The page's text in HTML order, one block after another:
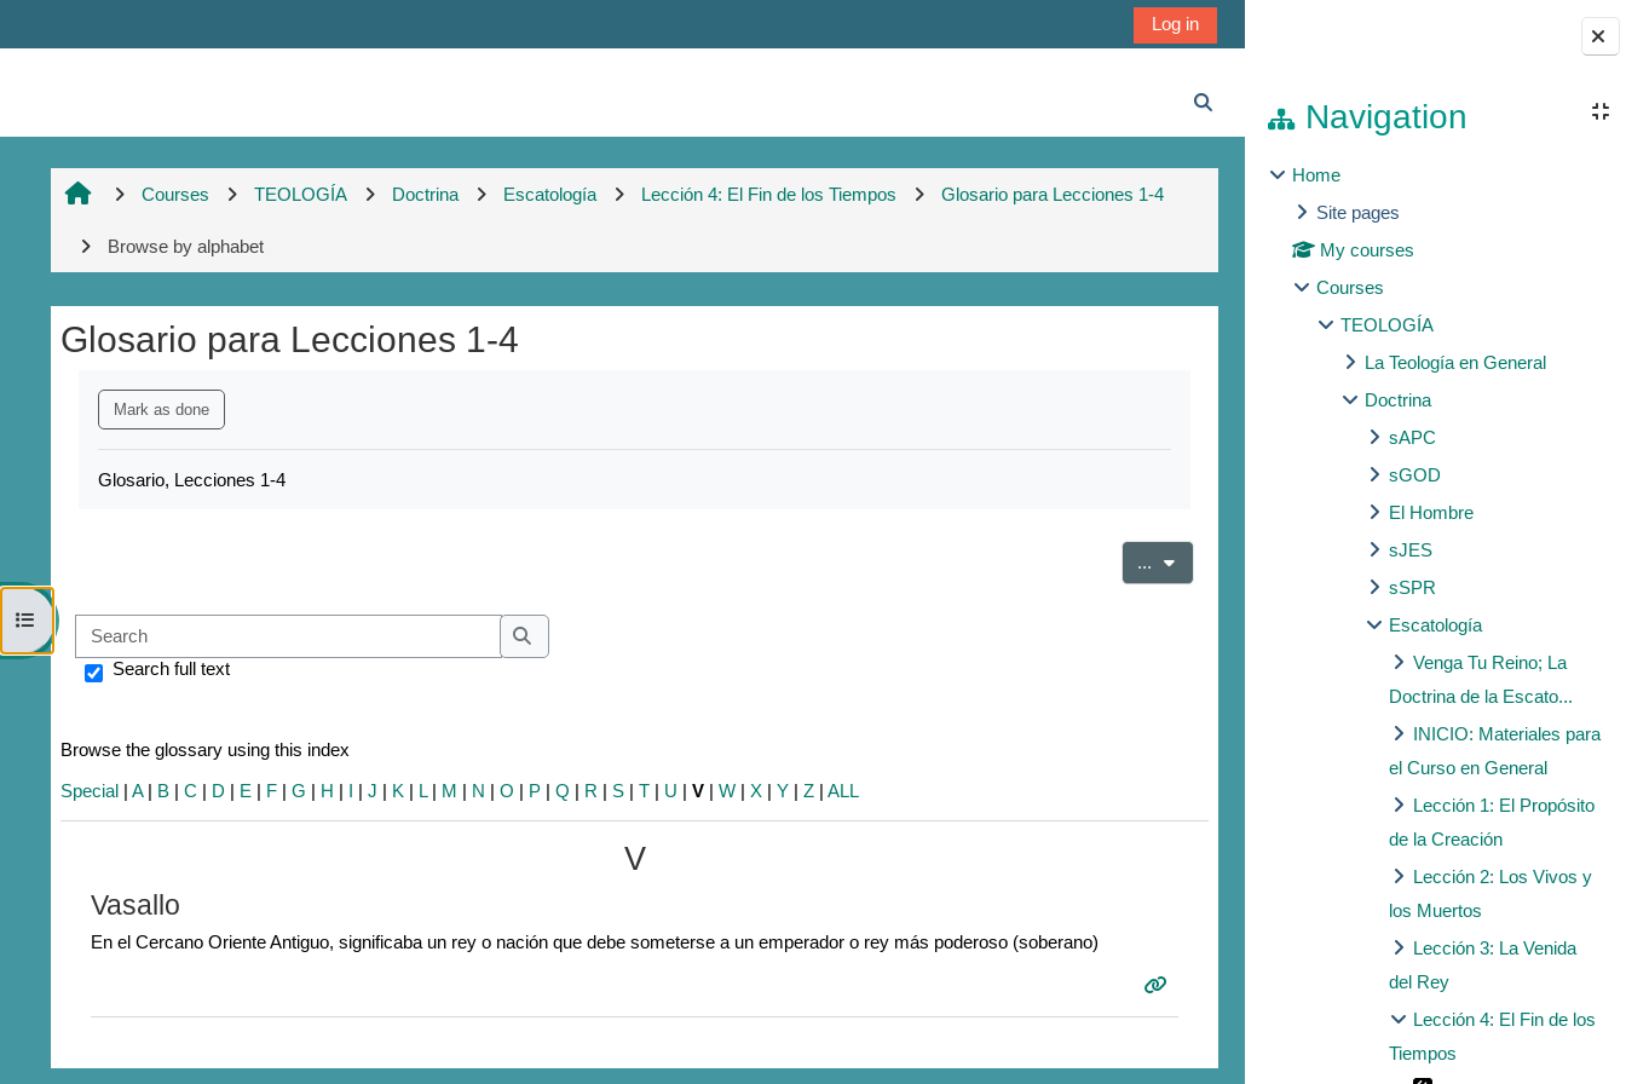
Blocks
Navigation
Home
Site pages
My courses
Courses
TEOLOGÍA
La Teología en General
Doctrina
sAPC
sGOD
El Hombre
sJES
sSPR
Escatología
Venga Tu Reino; La
Doctrina de la Escato...
INICIO: Materiales para
el Curso en General
Lección 1: El Propósito
de la Creación
Lección 2: Los Vivos y
los Muertos
Lección 3: La Venida
del Rey
Lección 4: El Fin de los
Tiempos
Log in
Toggle search input
Open course index
Courses TEOLOGÍA Doctrina Escatología Lección 4: El Fin de los Tiempos Glosario para Lecciones 1-4
Browse by alphabet
Glosario para Lecciones 1-4
Mark as done
Glosario, Lecciones 1-4
... Export entries
Search
Search
Search full text
Browse the glossary using this index
Special |A| B |C | D | E | F |G | H | I |J | K | L| M | N |O | P |Q | R | S |T | U |V |W |X |Y |Z |ALL
V
Vasallo
En el Cercano Oriente Antiguo, significaba un rey o nación que debe someterse a un emperador o rey más poderoso (soberano)